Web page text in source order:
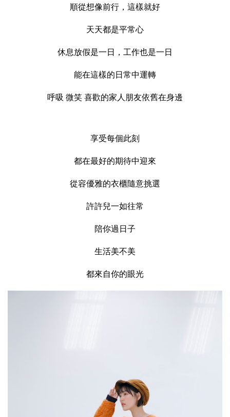
順從想像前行，這樣就好
天天都是平常心
休息放假是一日，工作也是一日
能在這樣的日常中運轉
呼吸 微笑 喜歡的家人朋友依舊在身邊
享受每個此刻
都在最好的期待中迎來
從容優雅的衣櫃隨意挑選
許許兒一如往常
陪你過日子
生活美不美
都來自你的眼光